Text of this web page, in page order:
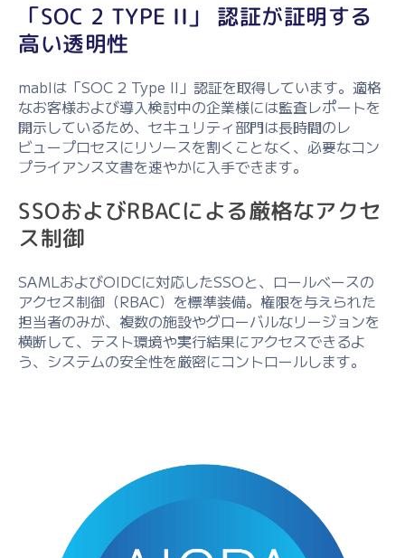
「SOC 2 TYPE II」 認証が証明する
高い透明性
mablは「SOC 2 Type II」認証を取得しています。適格
なお客様および導入検討中の企業様には監査レポートを
開示しているため、セキュリティ部門は長時間のレ
ビュープロセスにリソースを割くことなく、必要なコン
プライアンス文書を速やかに入手できます。
SSOおよびRBACによる厳格なアクセ
ス制御
SAMLおよびOIDCに対応したSSOと、ロールベースの
アクセス制御（RBAC）を標準装備。権限を与えられた
担当者のみが、複数の施設やグローバルなリージョンを
横断して、テスト環境や実行結果にアクセスできるよ
う、システムの安全性を厳密にコントロールします。